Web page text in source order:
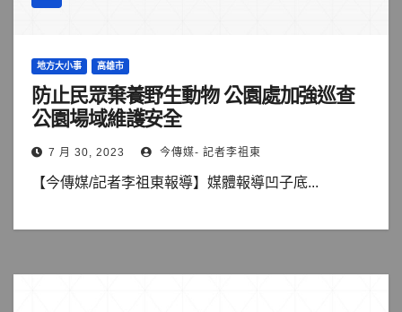
地方大小事 高雄市
防止民眾棄養野生動物 公園處加強巡查
公園場域維護安全
7 月 30, 2023 今傳媒- 記者李祖東
【今傳媒/記者李祖東報導】媒體報導凹子底...